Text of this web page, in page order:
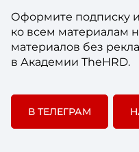
Оформите подписку
ко всем материалам
материалов без
в Академии TheHRD.
В ТЕЛЕГРАМ